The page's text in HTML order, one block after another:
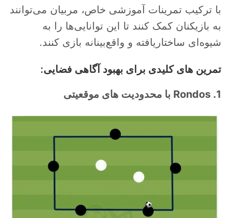
با ترکیب تمرینات آموزشی خاص، مربیان می‌توانند
به بازیکنان کمک کنند تا این توانایی‌ها را به
شیوه‌ای ساختاریافته و واقع‌بینانه بازی کنند.
تمرین های کلیدی برای بهبود آگاهی فضایی:
1. Rondos با محدودیت های موقعیتی